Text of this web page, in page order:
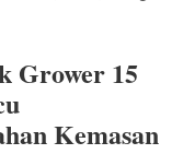
Grower 15
Kemasan